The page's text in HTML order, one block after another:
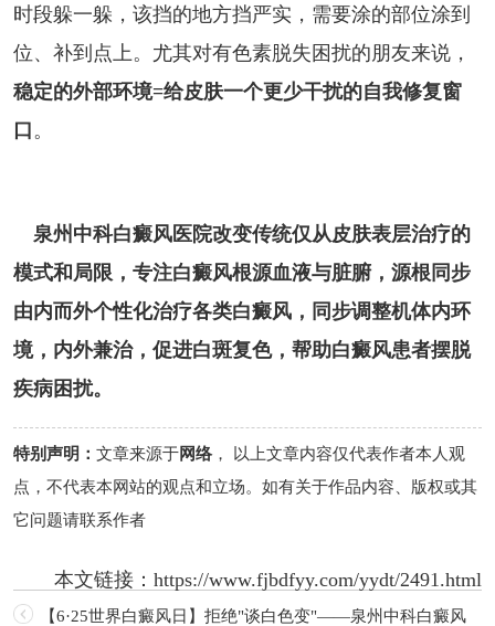
时段躲一躲，该挡的地方挡严实，需要涂的部位涂到
位、补到点上。尤其对有色素脱失困扰的朋友来说，
稳定的外部环境=给皮肤一个更少干扰的自我修复窗
口 。
泉州中科白癜风医院改变传统仅从皮肤表层治疗的
模式和局限，专注白癜风根源血液与脏腑，源根同步
由内而外个性化治疗各类白癜风，同步调整机体内环
境，内外兼治，促进白斑复色，帮助白癜风患者摆脱
疾病困扰。
特别声明： 文章来源于网络， 以上文章内容仅代表作者本人观
点，不代表本网站的观点和立场。如有关于作品内容、版权或其
它问题请联系作者
本文链接：https://www.fjbdfyy.com/yydt/2491.html
【6·25世界白癜风日】拒绝"谈白色变"——泉州中科白癜风